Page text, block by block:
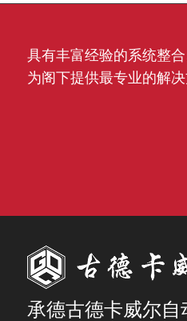
具有丰富经验的系统整
为阁下提供最专业的解决
承德古德卡威尔